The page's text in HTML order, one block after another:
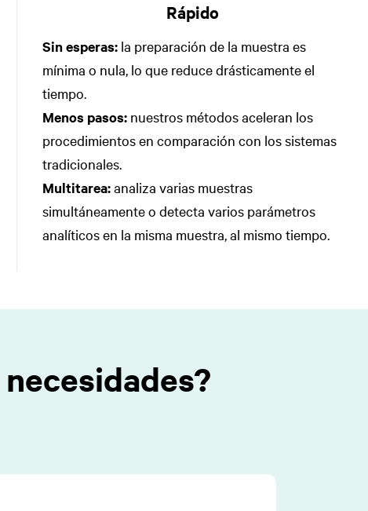
Rápido
Sin esperas: la preparación de la muestra es
mínima o nula, lo que reduce drásticamente el
tiempo.
Menos pasos: nuestros métodos aceleran los
procedimientos en comparación con los sistemas
tradicionales.
Multitarea:analiza varias muestras
simultáneamente o detecta varios parámetros
analíticos en la misma muestra, al mismo tiempo.